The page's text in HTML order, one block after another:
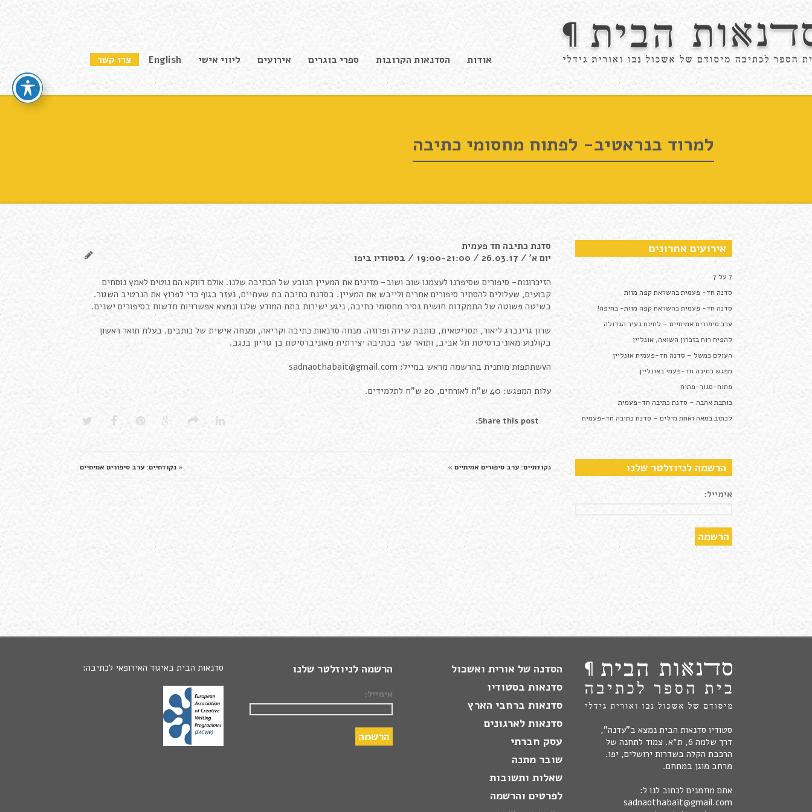
אודות הסדנאות הקרובות ספרי בוגרים אירועים ליווי אישי English צרו קשר
למרוד בנראטיב- לפתוח מחסומי כתיבה
סדנת כתיבה חד פעמית
יום א' / 26.03.17 / 19:00-21:00 / בסטודיו ביפו
הזיכרונות- סיפורים שסיפרנו לעצמנו שוב ושוב- מזינים את המעיין הנובע של הכתיבה שלנו. אולם דווקא הם נוטים לאמץ נוסחים
קבועים, שעלולים להסתיר סיפורים אחרים ולייבש את המעיין. בסדנת כתיבה בת שעתיים, נעזר בגוף כדי לפרוץ את הנרטיב השגור.
בשיטה פשוטה של התמקדות חושית נסיר מחסומי כתיבה, ניגע ישירות בתת המודע שלנו ונמצא אפשרויות חדשות בסיפורים ישנים.
שרון גרינברג ליאור, תסריטאית, כותבת שירה ופרוזה. מנחה סדנאות כתיבה וקריאה, ומנחה אישית של כותבים. בעלת תואר ראשון
בקולנוע מאוניברסיטת תל אביב, ותואר שני בכתיבה יצירתית מאוניברסיטת בן גוריון בנגב.
הvשתתפות מותנית בהרשמה מראש במייל: sadnaothabait@gmail.com
עלות המפגש: 40 ש"ח לאורחים, 20 ש"ח לתלמידים.
Share this post:
« נקודתיים: ערב סיפורים אמיתיים נקודתיים: ערב סיפורים אמיתיים »
אירועים אחרונים
7 על 7
סדנה חד- פעמית בהשראת קפה מוות
סדנה חד- פעמית בהשראת קפה מוות- בחיפה!
ערב סיפורים אמיתיים – לחיות בעיר הגדולה
להפיח רוח בזכרון השואה, אונליין
העולם כמשל – סדנה חד-פעמית אונליין
מפגש כתיבה חד-פעמי באונליין
פתוח-סגור-פתוח
כותבת אהבה – סדנת כתיבה חד-פעמית
לכתוב במאה ואחת מילים – סדנת כתיבה חד-פעמית
הרשמה לניוזלטר שלנו
אימייל:
סדנאות הבית באיגוד האירופאי לכתיבה: הרשמה לניוזלטר שלנו
אימייל:
הסדנה של אורית ואשכול
סדנאות בסטודיו
סדנאות ברחבי הארץ
סדנאות לארגונים
עסק חברתי
שובר מתנה
שאלות ותשובות
לפרטים והרשמה
סטודיו סדנאות הבית נמצא ב"עדנה",
דרך שלמה 6, ת״א. צמוד לתחנה של
הרכבת הקלה בשדרות ירושלים, יפו.
מרחב מוגן במתחם.
אתם מוזמנים לכתוב לנו ל:
sadnaothabait@gmail.com